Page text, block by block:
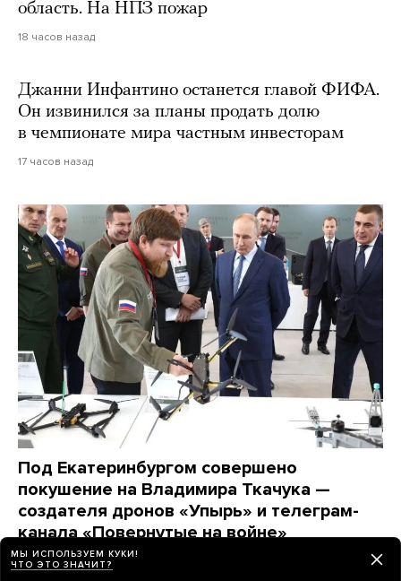
область. На НПЗ пожар
18 часов назад
Джанни Инфантино останется главой ФИФА.
Он извинился за планы продать долю
в чемпионате мира частным инвесторам
17 часов назад
Под Екатеринбургом совершено
покушение на Владимира Ткачука —
создателя дронов «Упырь» и телеграм-
канала «Повернутые на войне»
Он выжил, но водитель его автомобиля погиб
МЫ ИСПОЛЬЗУЕМ КУКИ!
ЧТО ЭТО ЗНАЧИТ?